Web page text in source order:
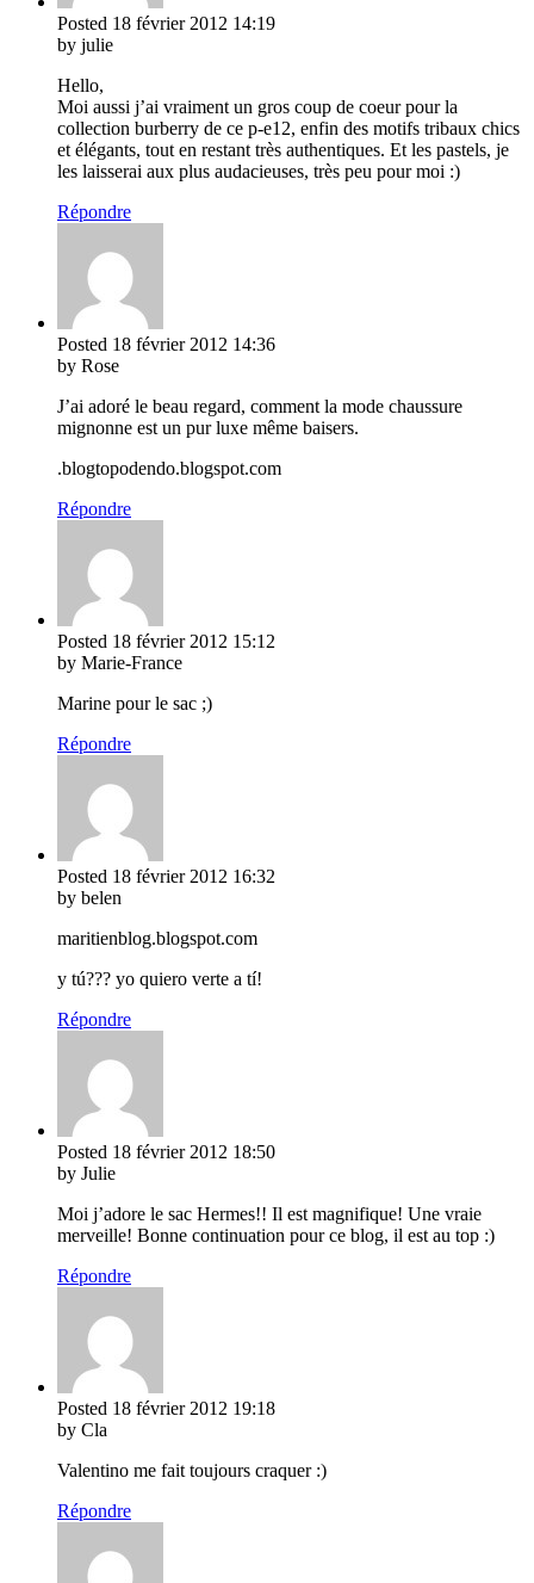
Posted 18 février 2012 14:19
by julie
Hello,
Moi aussi j’ai vraiment un gros coup de coeur pour la
collection burberry de ce p-e12, enfin des motifs tribaux chics
et élégants, tout en restant très authentiques. Et les pastels, je
les laisserai aux plus audacieuses, très peu pour moi :)
Répondre
Posted 18 février 2012 14:36
by Rose
J’ai adoré le beau regard, comment la mode chaussure
mignonne est un pur luxe même baisers.
.blogtopodendo.blogspot.com
Répondre
Posted 18 février 2012 15:12
by Marie-France
Marine pour le sac ;)
Répondre
Posted 18 février 2012 16:32
by belen
maritienblog.blogspot.com
y tú??? yo quiero verte a tí!
Répondre
Posted 18 février 2012 18:50
by Julie
Moi j’adore le sac Hermes!! Il est magnifique! Une vraie
merveille! Bonne continuation pour ce blog, il est au top :)
Répondre
Posted 18 février 2012 19:18
by Cla
Valentino me fait toujours craquer :)
Répondre